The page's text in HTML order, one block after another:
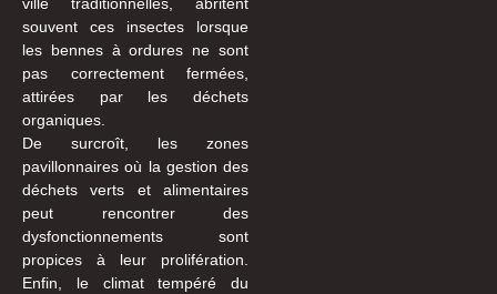
souvent ces insectes lorsque
les bennes à ordures ne sont
pas correctement fermées,
attirées par les déchets
organiques.
De surcroît, les zones
pavillonnaires où la gestion des
déchets verts et alimentaires
peut rencontrer des
dysfonctionnements sont
propices à leur prolifération.
Enfin, le climat tempéré du